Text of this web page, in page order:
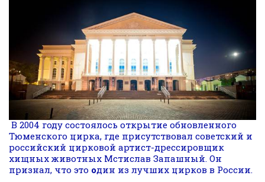
В 2004 году состоялось открытие обновленного
Тюменского цирка, где присутствовал советский и
российский цирковой артист-дрессировщик
хищных животных Мстислав Запашный. Он
признал, что это один из лучших цирков в России.